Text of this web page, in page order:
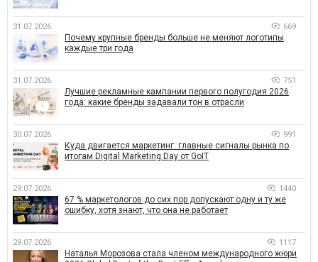
31.07.2026 669
Почему крупные бренды больше не меняют логотипы
каждые три года
31.07.2026 751
Лучшие рекламные кампании первого полугодия 2026
года: какие бренды задавали тон в отрасли
30.07.2026 991
Куда двигается маркетинг: главные сигналы рынка по
итогам Digital Marketing Day от GoIT
29.07.2026 1440
67 % маркетологов до сих пор допускают одну и ту же
ошибку, хотя знают, что она не работает
29.07.2026 1117
Наталья Морозова стала членом международного жюри